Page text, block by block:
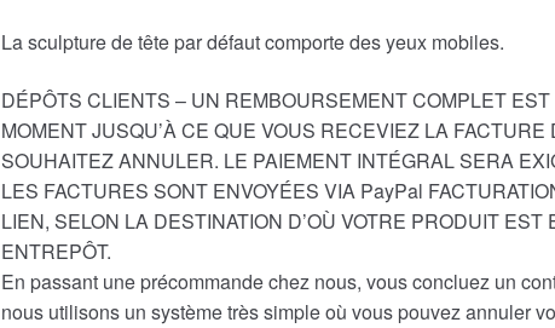
La sculpture de tête par défaut comporte des yeux mobiles.
DÉPÔTS CLIENTS – UN REMBOURSEMENT COMPLET
MOMENT JUSQU’À CE QUE VOUS RECEVIEZ LA
SOUHAITEZ ANNULER. LE PAIEMENT INTÉGRAL SERA
LES FACTURES SONT ENVOYÉES VIA PayPal
LIEN, SELON LA DESTINATION D’OÙ VOTRE PRODUIT
ENTREPÔT.
En passant une précommande chez nous, vous concluez un
nous utilisons un système très simple où vous pouvez annuler